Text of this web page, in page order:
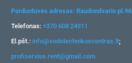
Parduotuvės adresas: Raudondvario pl.96
Telefonas:+370 608 24911
El.pšt.: info@sodotechnikoscentras.lt;
profiservise.rent@gmail.com